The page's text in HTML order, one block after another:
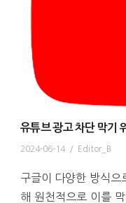
유튜브 광고 차단 막기
2024-06-14 / Editor_B
구글이 다양한 방식으
해 원천적으로 이를